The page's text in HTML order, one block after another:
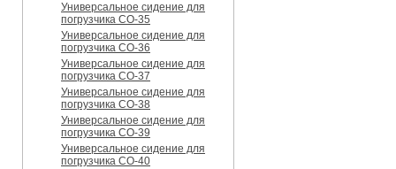
Универсальное сидение для
погрузчика CO-35
Универсальное сидение для
погрузчика CO-36
Универсальное сидение для
погрузчика CO-37
Универсальное сидение для
погрузчика CO-38
Универсальное сидение для
погрузчика CO-39
Универсальное сидение для
погрузчика CO-40